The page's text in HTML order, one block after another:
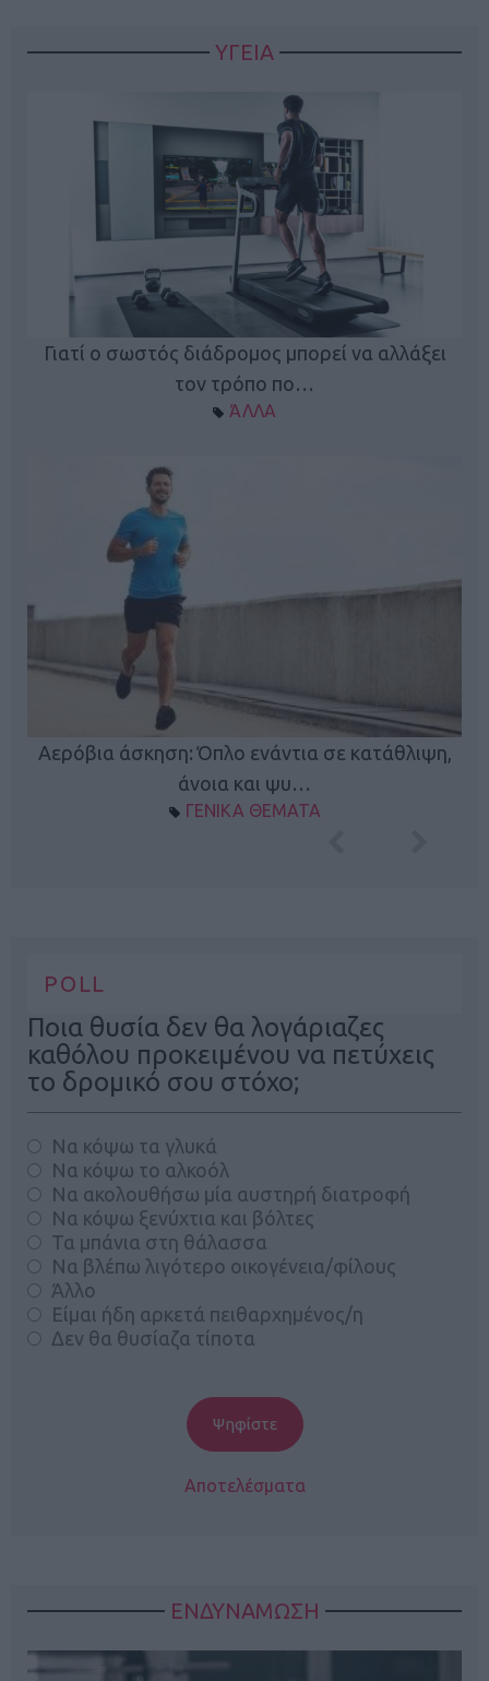
ΥΓΕΙΑ
Γιατί ο σωστός διάδρομος μπορεί να αλλάξει
τον τρόπο πο…
ΆΛΛΑ
Αερόβια άσκηση: Όπλο ενάντια σε κατάθλιψη,
άνοια και ψυ…
ΓΕΝΙΚΑ ΘΕΜΑΤΑ
POLL
Ποια θυσία δεν θα λογάριαζες
καθόλου προκειμένου να πετύχεις
το δρομικό σου στόχο;
Να κόψω τα γλυκά
Να κόψω το αλκοόλ
Να ακολουθήσω μία αυστηρή διατροφή
Να κόψω ξενύχτια και βόλτες
Τα μπάνια στη θάλασσα
Να βλέπω λιγότερο οικογένεια/φίλους
Άλλο
Είμαι ήδη αρκετά πειθαρχημένος/η
Δεν θα θυσίαζα τίποτα
Αποτελέσματα
ΕΝΔΥΝΑΜΩΣΗ